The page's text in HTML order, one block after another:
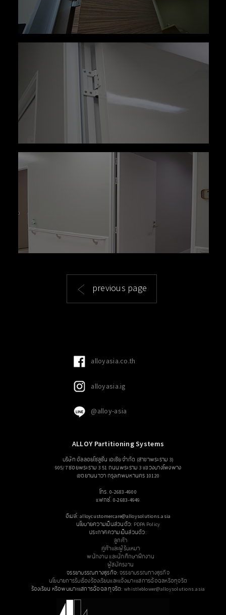
previous page
alloyasia.co.th
alloyasia.ig
@alloy-asia
ALLOY Partitioning Systems
บริษัท อัลลอยโซลูชั่น เอเซีย จำกัด (สาขาพระราม 3)
905/7 ซอยพระราม 3 51 ถนนพระราม 3 แขวงบางโพงพาง
เขตยานนาวา กรุงเทพมหานคร 10120
โทร. 0-2683-4900
แฟกซ์. 0-2683-4949
อีเมล์: alloycustomercare@alloysolutions.asia
นโยบายความเป็นส่วนตัว: PDPA Policy
ประกาศความเป็นส่วนตัว:
ลูกค้า
คู่ค้าและผู้รับเหมา
พนักงาน และนักศึกษาฝึกงาน
ผู้สมัครงาน
จรรยาบรรณทางธุรกิจ: จรรยาบรรณทางธุรกิจ
นโยบายการรับเรื่องร้องเรียนและแจ้งเบาะแสการฉ้อฉลหรือทุจริต
ร้องเรียน หรือพบเบาะแสการฉ้อฉล ทุจริต: whistleblower@alloysolutions.asia